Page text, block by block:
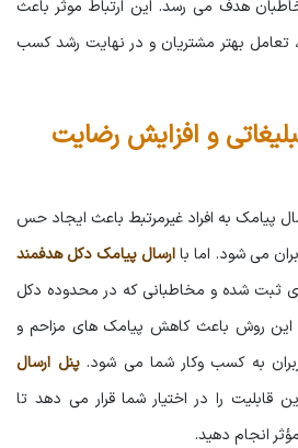
هدف می رسد. این ارتباط موثر باعث
تعامل بهتر مشتریان و در نهایت رشد کسب
و افزایش رضایت
پیامک به افراد غیرمرتبط باعث ایجاد حس
می شود. اما باارسال پیامک دکل هدفمند
ثبت شده و مخاطبانی که در محدوده دکل
این روش باعث کاهش پیامک های مزاحم و
به کسب وکار شما می شود.پنل ارسال
قابلیت را در اختیار شما قرار می دهد تا
انجام دهید.